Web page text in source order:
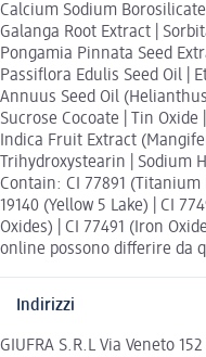
Calcium Sodium
Galanga Root Extract |
Pongamia Pinnata Seed
Passiflora Edulis Seed Oil |
Annuus Seed Oil
Sucrose Cocoate | Tin
Indica Fruit Extract
Trihydroxystearin | Sodium
Contain: CI 77891 (Titanium
19140 (Yellow 5 Lake) | CI
Oxides) | CI 77491 (Iron
online possono differire da
Indirizzi
GIUFRA S.R.L Via Veneto